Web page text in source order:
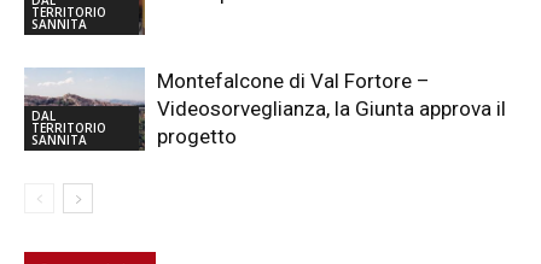
TERRITORIO
SANNITA
DAL
TERRITORIO
SANNITA
Montefalcone di Val Fortore –
Videosorveglianza, la Giunta approva il
progetto